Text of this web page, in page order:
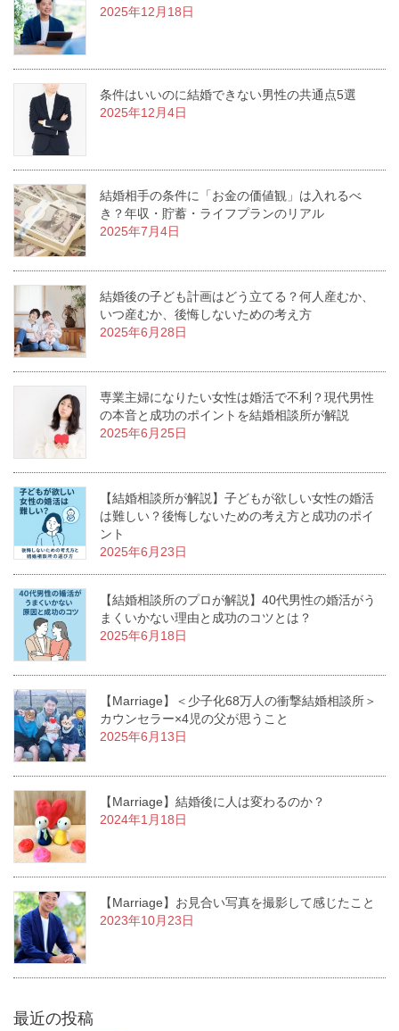
2025年12月18日
条件はいいのに結婚できない男性の共通点5選
2025年12月4日
結婚相手の条件に「お金の価値観」は入れるべ
き？年収・貯蓄・ライフプランのリアル
2025年7月4日
結婚後の子ども計画はどう立てる？何人産むか、
いつ産むか、後悔しないための考え方
2025年6月28日
専業主婦になりたい女性は婚活で不利？現代男性
の本音と成功のポイントを結婚相談所が解説
2025年6月25日
【結婚相談所が解説】子どもが欲しい女性の婚活
は難しい？後悔しないための考え方と成功のポイ
ント
2025年6月23日
【結婚相談所のプロが解説】40代男性の婚活がう
まくいかない理由と成功のコツとは？
2025年6月18日
【Marriage】＜少子化68万人の衝撃結婚相談所＞
カウンセラー×4児の父が思うこと
2025年6月13日
【Marriage】結婚後に人は変わるのか？
2024年1月18日
【Marriage】お見合い写真を撮影して感じたこと
2023年10月23日
最近の投稿